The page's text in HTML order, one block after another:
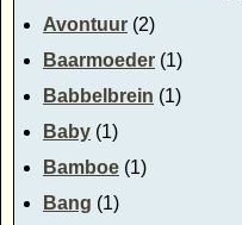
Avontuur (2)
Baarmoeder (1)
Babbelbrein (1)
Baby (1)
Bamboe (1)
Bang (1)